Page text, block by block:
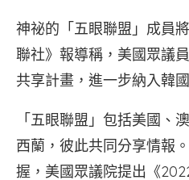
神祕的「五眼聯盟」成員
聯社》報導稱，美國眾議
共享計畫，進一步納入韓
「五眼聯盟」包括美國、
西蘭，彼此共同分享情報
握，美國眾議院提出《